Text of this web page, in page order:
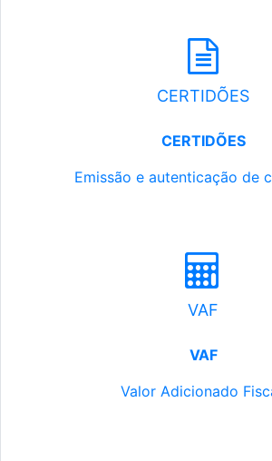
CERTIDÕES
CERTIDÕES
Emissão e autenticação de
VAF
VAF
Valor Adicionado